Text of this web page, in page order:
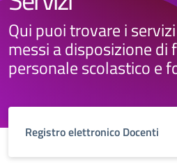
Qui puoi trovare i
messi a disposizione di
personale scolastico e
Registro elettronico Docenti